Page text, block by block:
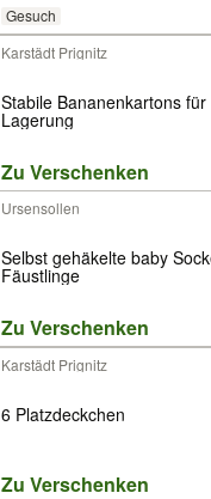
Gesuch
Karstädt Prignitz
Stabile Bananenkartons
Lagerung
Zu Verschenken
Ursensollen
Selbst gehäkelte baby
Fäustlinge
Zu Verschenken
Karstädt Prignitz
6 Platzdeckchen
Zu Verschenken